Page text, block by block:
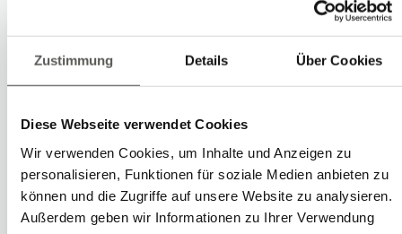
Zustimmung Details Über Cookies
Diese Webseite verwendet Cookies
Wir verwenden Cookies, um Inhalte und Anzeigen zu
personalisieren, Funktionen für soziale Medien anbieten zu
können und die Zugriffe auf unsere Website zu analysieren.
Außerdem geben wir Informationen zu Ihrer Verwendung
ROBOTalents Day!